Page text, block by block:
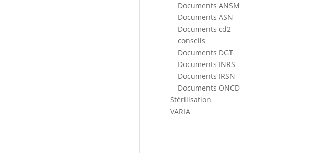
Documents ANSM
Documents ASN
Documents cd2-
conseils
Documents DGT
Documents INRS
Documents IRSN
Documents ONCD
Stérilisation
VARIA